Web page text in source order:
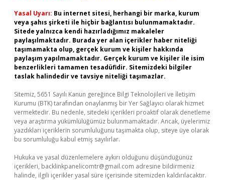
Yasal Uyarı: Bu internet sitesi, herhangi bir marka, kurum
veya şahıs şirketi ile hiçbir bağlantısı bulunmamaktadır.
Sitede yalnızca kendi hazırladığımız makaleler
paylaşılmaktadır. Burada yer alan içerikler haber niteliği
taşımamakta olup, gerçek kurum ve kişiler hakkında
paylaşım yapılmamaktadır. Gerçek kurum ve kişiler ile isim
benzerlikleri tamamen tesadüfidir. Sitemizdeki bilgiler
taslak halindedir ve tavsiye niteliği taşımazlar.
Sitemiz, 5651 Sayılı Kanun gereğince Bilgi Teknolojileri ve İletişim
Kurumu (BTK) tarafından onaylanmış bir Yer Sağlayıcı olarak hizmet
vermektedir. Bu nedenle, sitedeki içerikleri proaktif olarak denetleme
veya araştırma yükümlülüğümüz bulunmamaktadır. Ancak, üyelerimiz
yazdıkları içeriklerin sorumluluğunu taşımakta olup, siteye üye olarak
bu sorumluluğu kabul etmiş sayılırlar.
Hukuka ve yasal düzenlemelere aykırı olduğunu düşündüğünüz
içerikleri, backlinkpanelicomtr@gmail.com adresine bildirmeniz
halinde, ilgili içerikler yasal süre içerisinde sitemizden kaldırılacaktır.